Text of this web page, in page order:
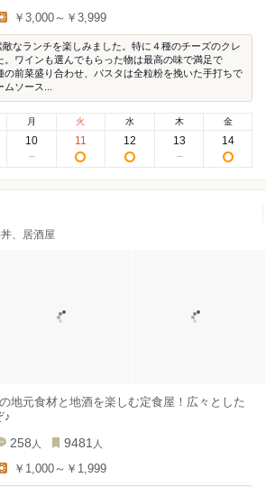
￥3,000～￥3,999
敵なランチを楽しみました。特に４種のチーズのクレ
。ワインも選んでもらった物は最高の味で満足で
の前菜盛り合わせ、パスタは全粒粉を挽いた手打ちで
ソース...
月
10
火
11
水
12
木
13
金
14
、居酒屋
地元食材と地酒を楽しむ定食屋！広々とした
♪
258 人 9481 人
￥1,000～￥1,999